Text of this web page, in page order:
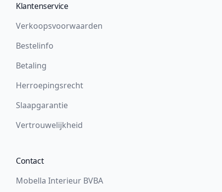
Klantenservice
Verkoopsvoorwaarden
Bestelinfo
Betaling
Herroepingsrecht
Slaapgarantie
Vertrouwelijkheid
Contact
Mobella Interieur BVBA